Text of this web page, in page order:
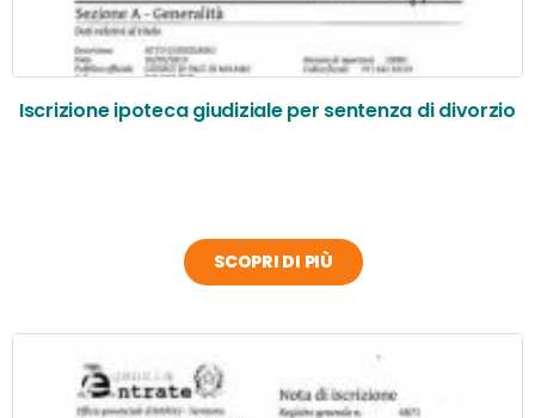
Iscrizione ipoteca giudiziale per sentenza di divorzio
SCOPRI DI PIÙ